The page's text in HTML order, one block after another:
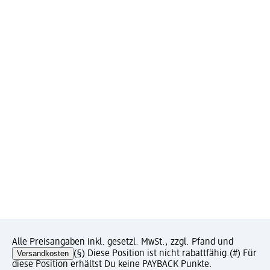
Alle Preisangaben inkl. gesetzl. MwSt., zzgl. Pfand und
Versandkosten (§) Diese Position ist nicht rabattfähig.(#) Für
diese Position erhältst Du keine PAYBACK Punkte.